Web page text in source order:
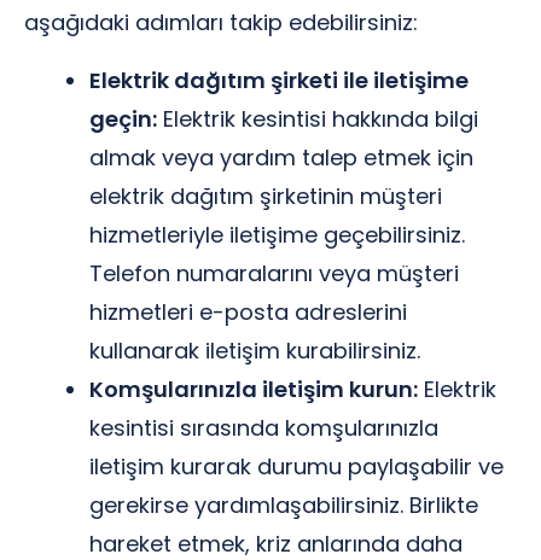
aşağıdaki adımları takip edebilirsiniz:
Elektrik dağıtım şirketi ile iletişime
geçin: Elektrik kesintisi hakkında bilgi
almak veya yardım talep etmek için
elektrik dağıtım şirketinin müşteri
hizmetleriyle iletişime geçebilirsiniz.
Telefon numaralarını veya müşteri
hizmetleri e-posta adreslerini
kullanarak iletişim kurabilirsiniz.
Komşularınızla iletişim kurun: Elektrik
kesintisi sırasında komşularınızla
iletişim kurarak durumu paylaşabilir ve
gerekirse yardımlaşabilirsiniz. Birlikte
hareket etmek, kriz anlarında daha